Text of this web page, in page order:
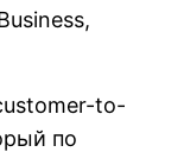
to-
по